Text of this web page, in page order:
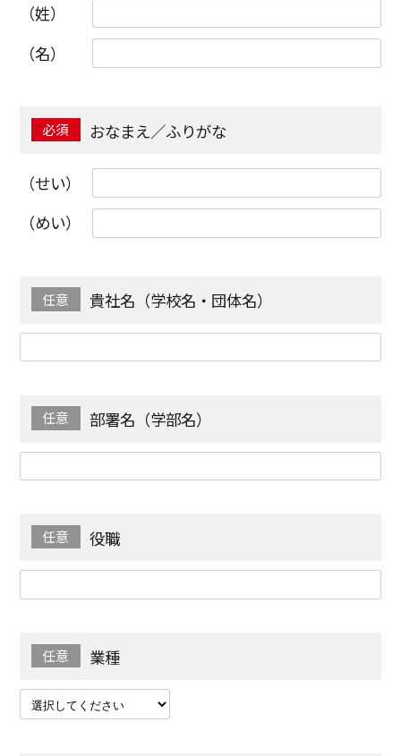
（姓）
（名）
おなまえ／ふりがな
（せい）
（めい）
貴社名（学校名・団体名）
部署名（学部名）
役職
業種